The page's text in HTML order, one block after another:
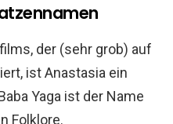
der (sehr grob) auf
ist Anastasia ein
Yaga ist der Name
Folklore.